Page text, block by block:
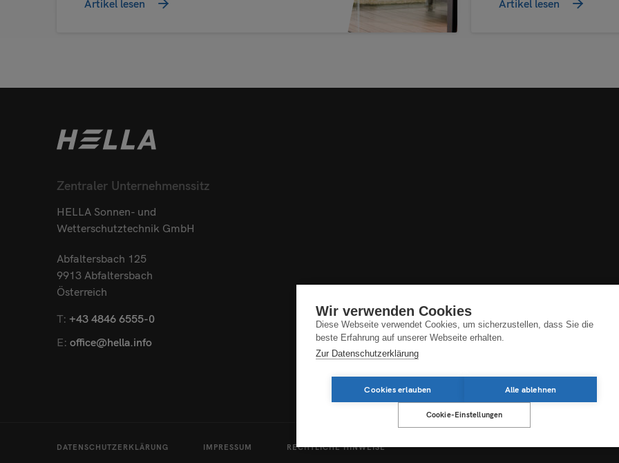
Wir verwenden Cookies
Diese Webseite verwendet Cookies, um sicherzustellen, dass Sie die
beste Erfahrung auf unserer Webseite erhalten.
Zur Datenschutzerklärung
Cookies erlauben Alle ablehnen
Cookie-Einstellungen
Artikel lesen Artikel lesen
Zentraler Unternehmenssitz
HELLA Sonnen- und
Wetterschutztechnik GmbH
Abfaltersbach 125
9913 Abfaltersbach
Österreich
T: +43 4846 6555-0
E: office@hella.info
DATENSCHUTZERKLÄRUNG IMPRESSUM RECHTLICHE HINWEISE